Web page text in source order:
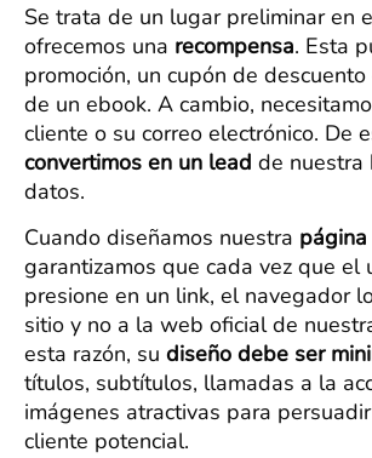
Se trata de un lugar preliminar en
ofrecemos una recompensa. Esta
promoción, un cupón de
de un ebook. A cambio,
cliente o su correo electrónico. De
convertimos en un lead de nuestra
datos.
Cuando diseñamos nuestra
garantizamos que cada vez que el
presione en un link, el navegador
sitio y no a la web oficial de
esta razón, su diseño debe ser
títulos, subtítulos, llamadas a la
imágenes atractivas para
cliente potencial.